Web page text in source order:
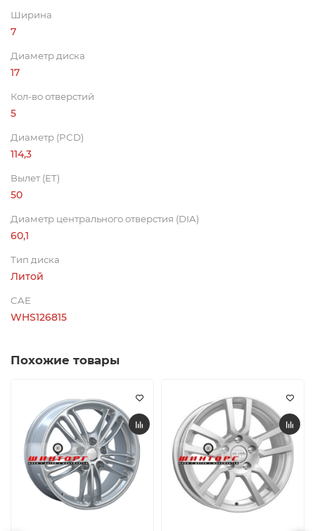
Ширина
7
Диаметр диска
17
Кол-во отверстий
5
Диаметр (PCD)
114,3
Вылет (ET)
50
Диаметр центрального отверстия (DIA)
60,1
Тип диска
Литой
CAE
WHS126815
Похожие товары